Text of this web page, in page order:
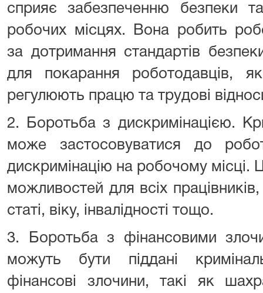
сприяє забезпеченню безпеки
робочих місцях. Вона робить
за дотримання стандартів
для покарання роботодавців,
регулюють працю та трудові
2. Боротьба з дискримінацією.
може застосовуватися до
дискримінацію на робочому місці.
можливостей для всіх
статі, віку, інвалідності тощо.
3. Боротьба з фінансовими
можуть бути піддані
фінансові злочини, такі як